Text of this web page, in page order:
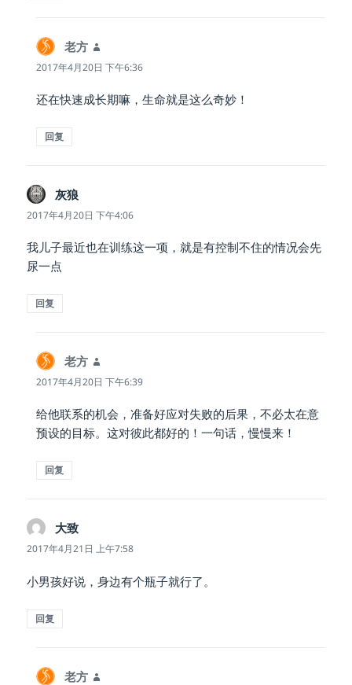
老方
道：
2017年4月20日 下午6:36
还在快速成长期嘛，生命就是这么奇妙！
回复
灰狼
道：
2017年4月20日 下午4:06
我儿子最近也在训练这一项，就是有控制不住的情况会先
尿一点
回复
老方
道：
2017年4月20日 下午6:39
给他联系的机会，准备好应对失败的后果，不必太在意
预设的目标。这对彼此都好的！一句话，慢慢来！
回复
大致
道：
2017年4月21日 上午7:58
小男孩好说，身边有个瓶子就行了。
回复
老方